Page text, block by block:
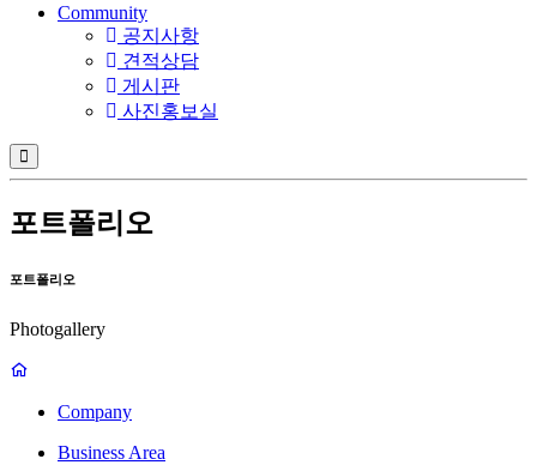
Community
공지사항
견적상담
게시판
사진홍보실
포트폴리오
포트폴리오
Photogallery
Company
Business Area